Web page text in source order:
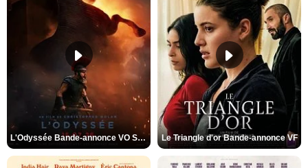
L'Odyssée Bande-annonce VO STFR Le Triangle d'or Bande-annonce VF